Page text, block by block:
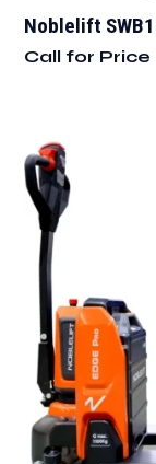
Noblelift
Call for Price